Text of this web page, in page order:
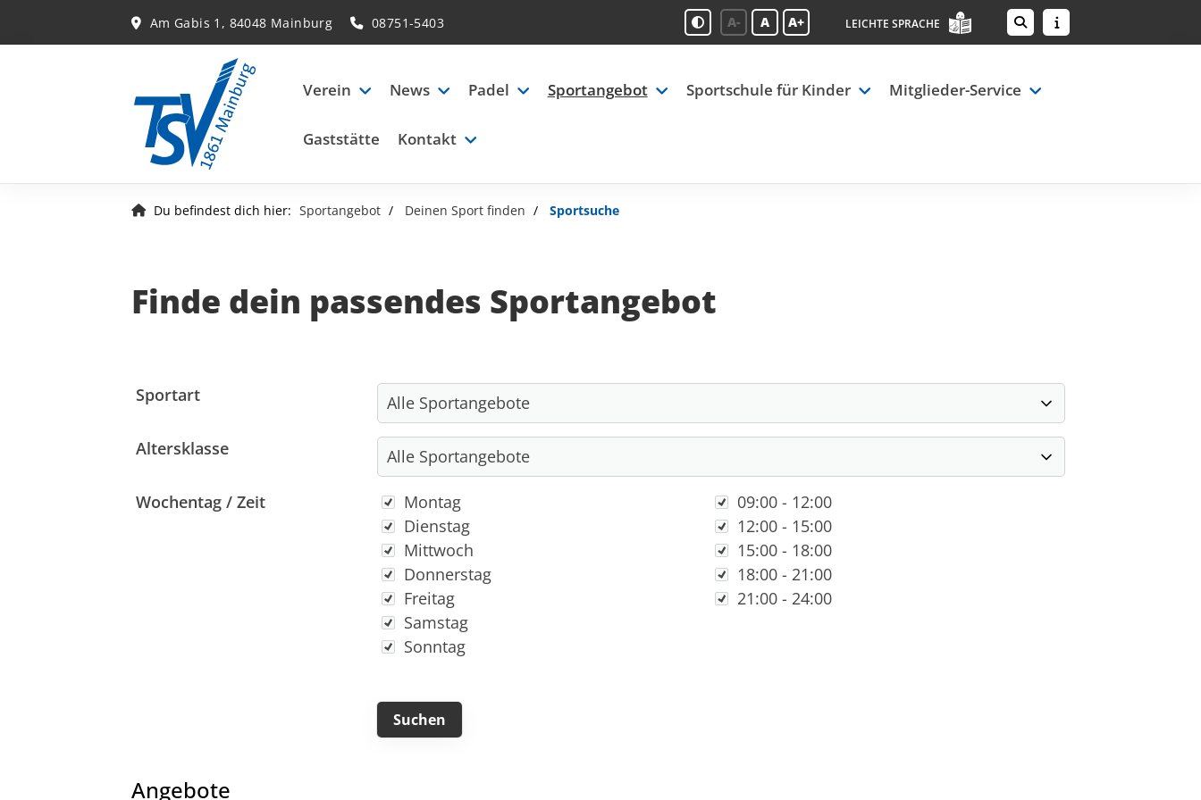
Am Gabis 1, 84048 Mainburg 08751-5403 A- A A+ LEICHTE SPRACHE
Verein News Padel Sportangebot Sportschule für Kinder Mitglieder-Service
Gaststätte Kontakt
Du befindest dich hier: Sportangebot Deinen Sport finden Sportsuche
Finde dein passendes Sportangebot
Sportart
Altersklasse
Wochentag / Zeit Wochentag
Montag
Dienstag
Mittwoch
Donnerstag
Freitag
Samstag
Sonntag
Zeit09:00 - 12:00
12:00 - 15:00
15:00 - 18:00
18:00 - 21:00
21:00 - 24:00
Angebote
Mitglieder-Service Geschäftsstelle
TSV 1861 Mainburg e.V.